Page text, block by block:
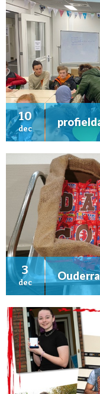
10
dec
3
dec